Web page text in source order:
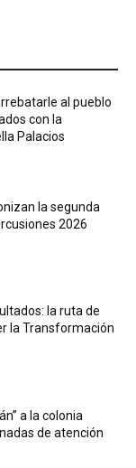
al pueblo
con la
Palacios
la segunda
2026
la ruta de
la Transformación
a la colonia
de atención